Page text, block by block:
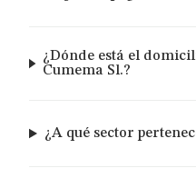
¿Dónde está el
Cumema Sl.?
¿A qué sector